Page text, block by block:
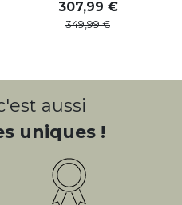
307,99
349,99
aussi
uniques !